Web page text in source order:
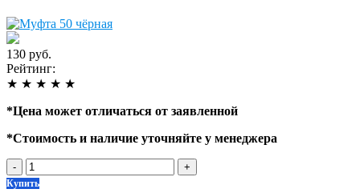
130 руб.
Рейтинг:
★ ★ ★ ★ ★
*Цена может отличаться от заявленной
*Стоимость и наличие уточняйте у менеджера
- +
Купить